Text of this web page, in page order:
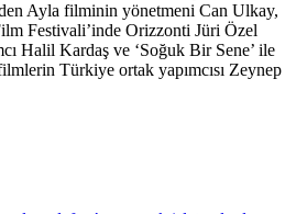
Ayla filminin yönetmeni Can Ulkay,
Festivali’inde Orizzonti Jüri Özel
Halil Kardaş ve ‘Soğuk Bir Sene’ ile
Türkiye ortak yapımcısı Zeynep